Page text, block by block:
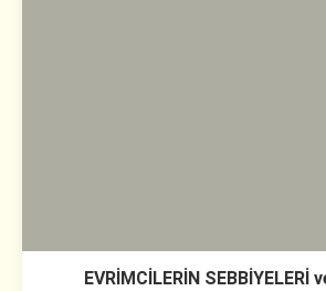
EVRİMCİLERİN SEBBİYELERİ